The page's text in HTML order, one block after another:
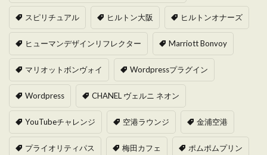
スピリチュアル ヒルトン大阪 ヒルトンオナーズ
ヒューマンデザインリフレクター Marriott Bonvoy
マリオットボンヴォイ Wordpressプラグイン
Wordpress CHANEL ヴェルニ ネオン
YouTubeチャレンジ 空港ラウンジ 金浦空港
プライオリティパス 梅田カフェ ポムポムプリン